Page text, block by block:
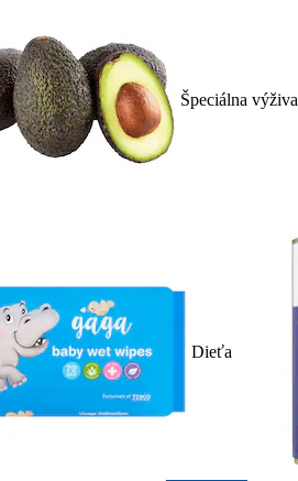
Špeciálna výživa
Dieťa